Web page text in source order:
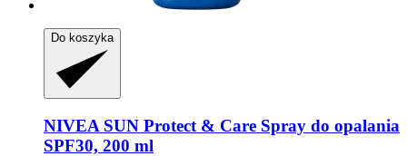
Do koszyka
NIVEA SUN Protect & Care Spray do opalania
SPF30, 200 ml